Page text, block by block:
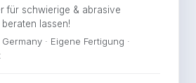
für schwierige & abrasive
lassen!
· Eigene Fertigung ·